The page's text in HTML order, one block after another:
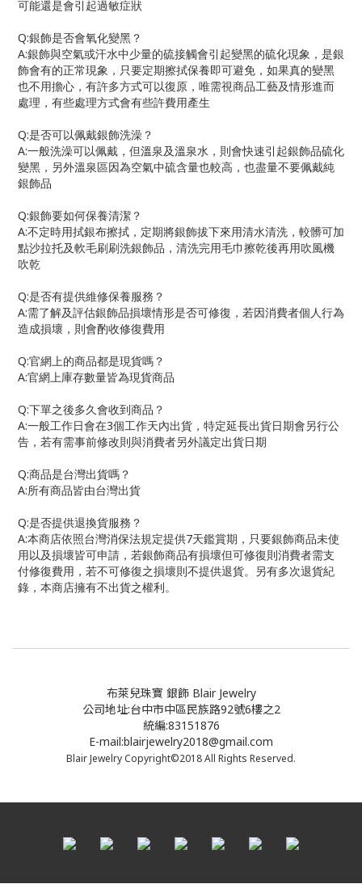
可能還是會引起過敏症狀
Q:銀飾是否會氧化變黑？
A:銀飾與空氣或汗水中少量的硫接觸會引起變黑的硫化現象，是銀
飾會有的正常現象，只要定期擦拭保養即可避免，如果真的變黑
也不用擔心，有許多方式可以復原，唯需視商品工藝及情形進而
處理，有些處理方式會有些許費用產生
Q:是否可以佩戴銀飾洗澡？
A:一般洗澡可以佩戴，但溫泉及溫泉水，則會快速引起銀飾品硫化
變黑，另外溫泉區因為空氣中硫含量也較高，也盡量不要佩戴純
銀飾品
Q:銀飾要如何保養清潔？
A:不定時用拭銀布擦拭，定期將銀飾拔下來用清水清洗，較髒可加
點沙拉托及軟毛刷刷洗銀飾品，清洗完用毛巾擦乾後再用吹風機
吹乾
Q:是否有提供維修保養服務？
A:需了解及評估銀飾品損壞情形是否可修復，若因消費者個人行為
造成損壞，則會酌收修復費用
Q:官網上的商品都是現貨嗎？
A:官網上庫存數量皆為現貨商品
Q:下單之後多久會收到商品？
A:一般工作日會在3個工作天內出貨，特定延長出貨日期會另行公
告，若有需事前修改則與消費者另外議定出貨日期
Q:商品是台灣出貨嗎？
A:所有商品皆由台灣出貨
Q:是否提供退換貨服務？
A:本商店依照台灣消保法規定提供7天鑑賞期，只要銀飾商品未使
用以及損壞皆可申請，若銀飾商品有損壞但可修復則消費者需支
付修復費用，若不可修復之損壞則不提供退貨。另有多次退貨紀
錄，本商店擁有不出貨之權利。
布萊兒珠寶 銀飾 Blair Jewelry
公司地址:台中市中區民族路92號6樓之2
統編:83151876
E-mail:blairjewelry2018@gmail.com
Blair Jewelry Copyright©2018 All Rights Reserved.